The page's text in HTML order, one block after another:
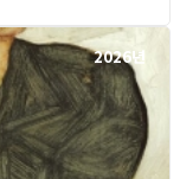
2026년